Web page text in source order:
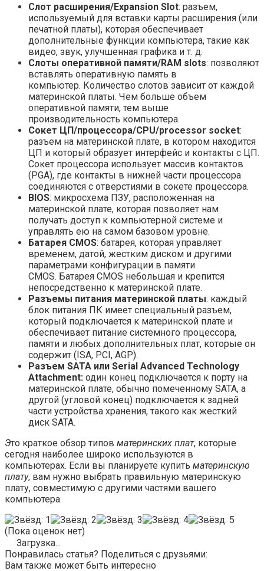
Слот расширения/Expansion Slot: разъем,
используемый для вставки карты расширения (или
печатной платы), которая обеспечивает
дополнительные функции компьютера, такие как
видео, звук, улучшенная графика и т. д.
Слоты оперативной памяти/RAM slots: позволяют
вставлять оперативную память в
компьютер. Количество слотов зависит от каждой
материнской платы. Чем больше объем
оперативной памяти, тем выше
производительность компьютера.
Cокет ЦП/процессора/CPU/processor socket:
разъем на материнской плате, в котором находится
ЦП и который образует интерфейс и контакты с ЦП.
Сокет процессора использует массив контактов
(PGA), где контакты в нижней части процессора
соединяются с отверстиями в сокете процессора.
BIOS: микросхема ПЗУ, расположенная на
материнской плате, которая позволяет нам
получать доступ к компьютерной системе и
управлять ею на самом базовом уровне.
Батарея CMOS: батарея, которая управляет
временем, датой, жестким диском и другими
параметрами конфигурации в памяти
CMOS. Батарея CMOS небольшая и крепится
непосредственно к материнской плате.
Разъемы питания материнской платы: каждый
блок питания ПК имеет специальный разъем,
который подключается к материнской плате и
обеспечивает питание системного процессора,
памяти и любых дополнительных плат, которые он
содержит (ISA, PCI, AGP).
Разъем SATA или Serial Advanced Technology
Attachment: один конец подключается к порту на
материнской плате, обычно помеченному SATA, а
другой (угловой конец) подключается к задней
части устройства хранения, такого как жесткий
диск SATA.
Это краткое обзор типов материнских плат, которые
сегодня наиболее широко используются в
компьютерах. Если вы планируете купить материнскую
плату, вам нужно выбрать правильную материнскую
плату, совместимую с другими частями вашего
компьютера.
(Пока оценок нет)
Загрузка...
Понравилась статья? Поделиться с друзьями:
Вам также может быть интересно